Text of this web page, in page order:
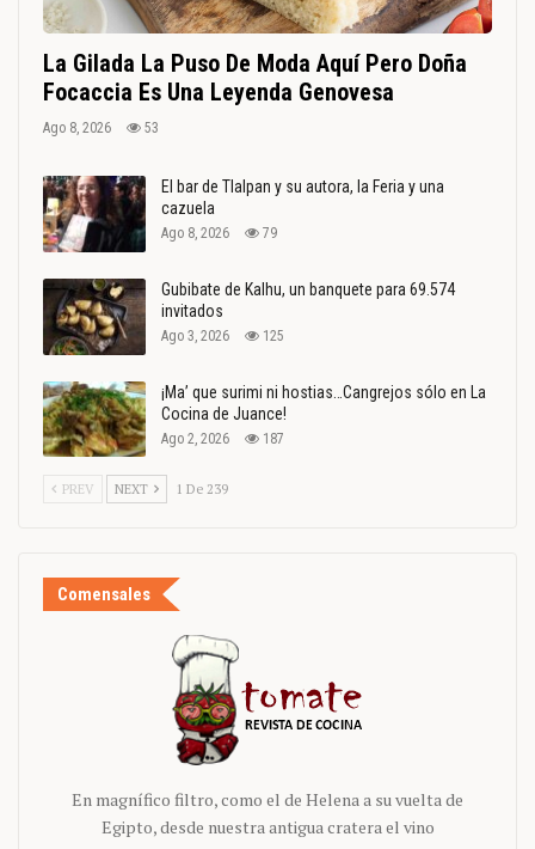
La Gilada La Puso De Moda Aquí Pero Doña
Focaccia Es Una Leyenda Genovesa
Ago 8, 2026 53
El bar de Tlalpan y su autora, la Feria y una
cazuela
Ago 8, 2026 79
Gubibate de Kalhu, un banquete para 69.574
invitados
Ago 3, 2026 125
¡Ma’ que surimi ni hostias…Cangrejos sólo en La
Cocina de Juance!
Ago 2, 2026 187
PREV NEXT 1 De 239
Comensales
En magnífico filtro, como el de Helena a su vuelta de
Egipto, desde nuestra antigua cratera el vino